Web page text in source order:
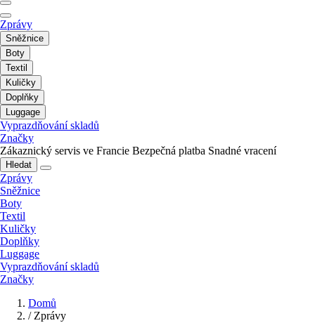
Zprávy
Sněžnice
Boty
Textil
Kuličky
Doplňky
Luggage
Vyprazdňování skladů
Značky
Zákaznický servis ve Francie Bezpečná platba Snadné vracení
Hledat
Zprávy
Sněžnice
Boty
Textil
Kuličky
Doplňky
Luggage
Vyprazdňování skladů
Značky
Domů
/ Zprávy